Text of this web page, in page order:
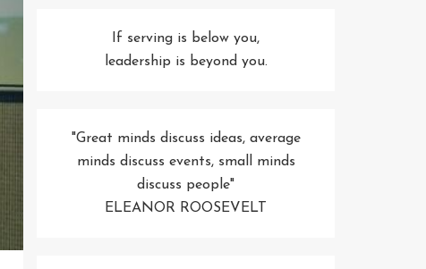
If serving is below you,
leadership is beyond you.
"Great minds discuss ideas, average
minds discuss events, small minds
discuss people"
ELEANOR ROOSEVELT